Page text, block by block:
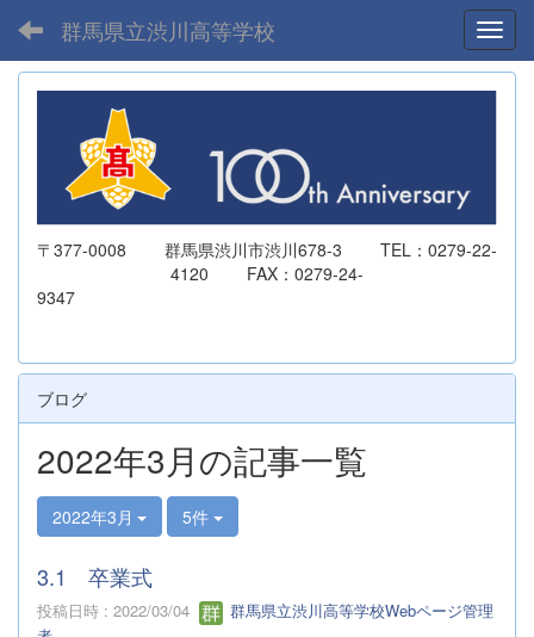
群馬県立渋川高等学校
〒377-0008 群馬県渋川市渋川678-3 TEL：0279-22-
4120 FAX：0279-24-
9347
ブログ
2022年3月の記事一覧
2022年3月 5件
3.1 卒業式
投稿日時 : 2022/03/04
群馬県立渋川高等学校Webページ管理